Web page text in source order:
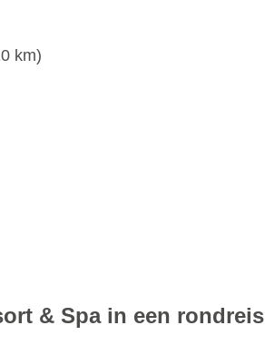
km)
& Spa in een rondreis